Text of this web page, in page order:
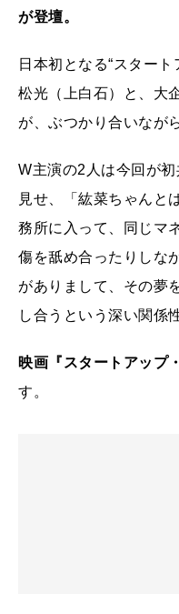
が登壇。
日本初となる“スター
松光（上白石）と、大
が、ぶつかり合いなが
W主演の2人は今回が
見せ、「紘菜ちゃんと
務所に入って、同じマ
傷を舐め合ったりしな
がありまして、その夢
し合うという深い関係
映画『スタートアップ
す。